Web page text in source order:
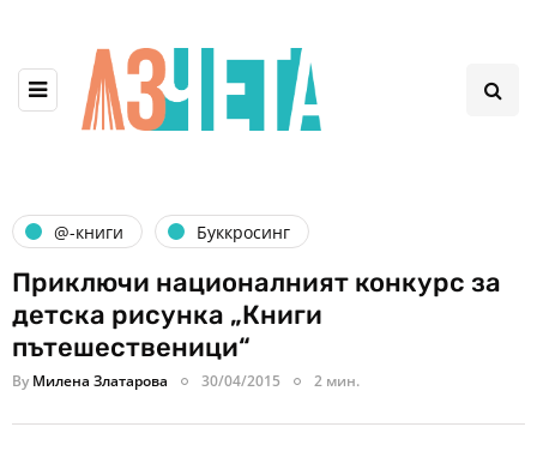
@-книги Буккросинг
Приключи националният конкурс за
детска рисунка „Книги
пътешественици“
By Милена Златарова 30/04/2015 2 мин.